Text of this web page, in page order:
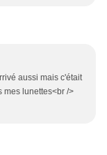
aussi mais c'était
mes lunettes<br />